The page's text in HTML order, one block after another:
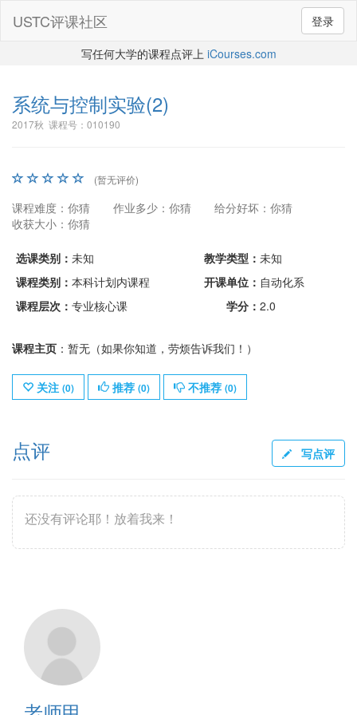
登录
USTC评课社区
写任何大学的课程点评上 iCourses.com
系统与控制实验(2)
2017秋 课程号：010190
(暂无评价)
课程难度：你猜 作业多少：你猜
给分好坏：你猜
收获大小：你猜
选课类别： 未知 教学类型： 未知
课程类别： 本科计划内课程 开课单位： 自动化系
课程层次： 专业核心课 学分： 2.0
课程主页 ：暂无（如果你知道，劳烦告诉我们！）
关注 (0) 推荐 (0) 不推荐 (0)
点评 写点评
还没有评论耶！放着我来！